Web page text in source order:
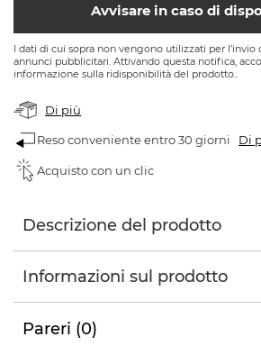
Avvisare in caso di
I dati di cui sopra non vengono utilizzati per
annunci pubblicitari. Attivando questa notifica,
informazione sulla ridisponibilità del prodotto..
Di più
Reso conveniente entro 30 giorni Di
Acquisto con un clic
Descrizione del prodotto
Informazioni sul prodotto
Pareri (0)